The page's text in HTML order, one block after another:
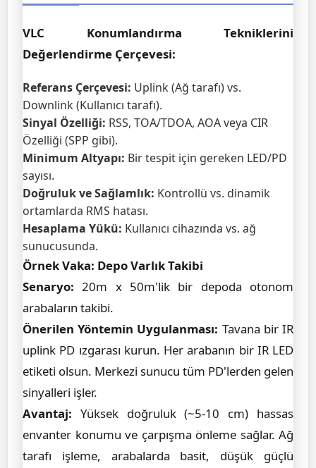
VLC Konumlandırma Tekniklerini
Değerlendirme Çerçevesi:
Referans Çerçevesi: Uplink (Ağ tarafı) vs.
Downlink (Kullanıcı tarafı).
Sinyal Özelliği: RSS, TOA/TDOA, AOA veya CIR
Özelliği (SPP gibi).
Minimum Altyapı: Bir tespit için gereken LED/PD
sayısı.
Doğruluk ve Sağlamlık: Kontrollü vs. dinamik
ortamlarda RMS hatası.
Hesaplama Yükü: Kullanıcı cihazında vs. ağ
sunucusunda.
Örnek Vaka: Depo Varlık Takibi
Senaryo: 20m x 50m'lik bir depoda otonom
arabaların takibi.
Önerilen Yöntemin Uygulanması: Tavana bir IR
uplink PD ızgarası kurun. Her arabanın bir IR LED
etiketi olsun. Merkezi sunucu tüm PD'lerden gelen
sinyalleri işler.
Avantaj: Yüksek doğruluk (~5-10 cm) hassas
envanter konumu ve çarpışma önleme sağlar. Ağ
tarafı işleme, arabalarda basit, düşük güçlü